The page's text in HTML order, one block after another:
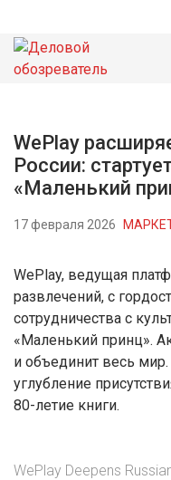
НОВОСТИ
WePlay
России:
«Маленький
17 февраля 2026
WePlay, ведущая
развлечений, с
сотрудничества с
«Маленький принц».
и объединит весь
углубление
80-летие книги.
WePlay Deepens